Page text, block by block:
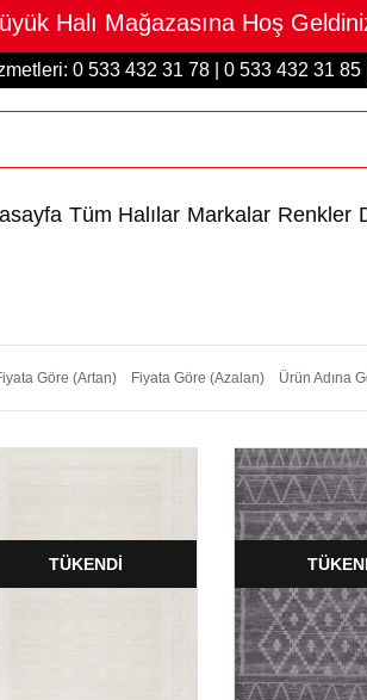
Halı Mağazasına Hoş
0 533 432 31 78 | 0 533 432 31
Tüm Halılar Markalar Renkler
Göre (Artan) Fiyata Göre (Azalan) Ürün Adına
TÜKENDI